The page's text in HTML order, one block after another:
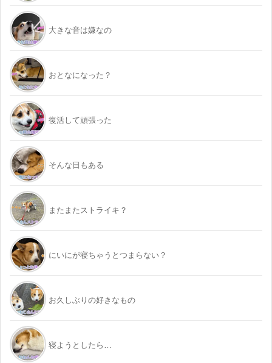
大きな音は嫌なの
おとなになった？
復活して頑張った
そんな日もある
またまたストライキ？
にいにが寝ちゃうとつまらない？
お久しぶりの好きなもの
寝ようとしたら…